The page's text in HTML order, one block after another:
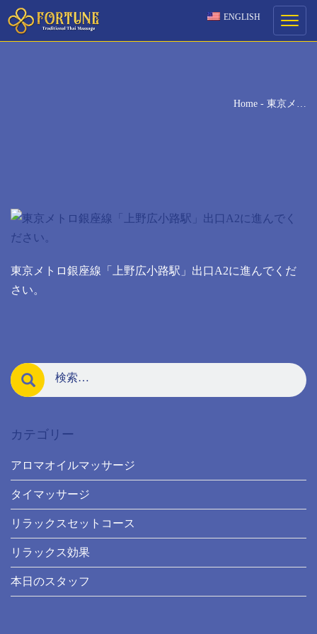
ENGLISH
Toggle
Home - 東京メ…
東京メトロ銀座線「上野広小路駅」出口A2に進んでくだ
さい。
カテゴリー
アロマオイルマッサージ
タイマッサージ
リラックスセットコース
リラックス効果
本日のスタッフ
ご予約